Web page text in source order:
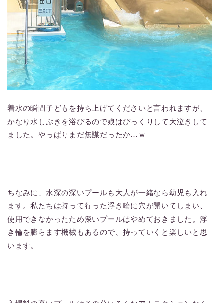
着水の瞬間子どもを持ち上げてくださいと言われますが、
かなり水しぶきを浴びるので娘はびっくりして大泣きして
ました。やっぱりまだ無謀だったか…ｗ
ちなみに、水深の深いプールも大人が一緒なら幼児も入れ
ます。私たちは持って行った浮き輪に穴が開いてしまい、
使用できなかったため深いプールはやめておきました。浮
き輪を膨らます機械もあるので、持っていくと楽しいと思
います。